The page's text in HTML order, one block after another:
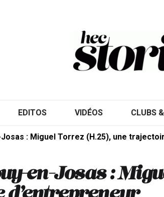
EDITOS VIDÉOS CLUBS
: Miguel Torrez (H.25), une
en-Josas :
d’entrepreneur